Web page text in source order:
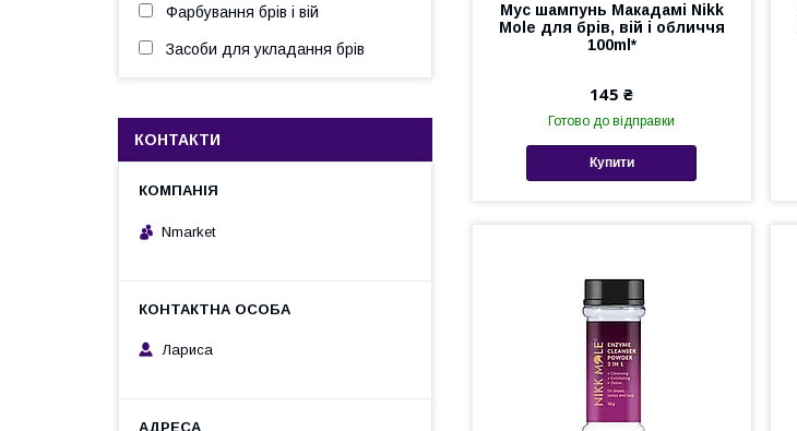
Мус шампунь Макадамі Nikk
Mole для брів, вій і обличчя
100ml*
145 ₴
Готово до відправки
Купити
Фарбування брів і вій
Засоби для укладання брів
КОНТАКТИ
Nmarket
Лариса